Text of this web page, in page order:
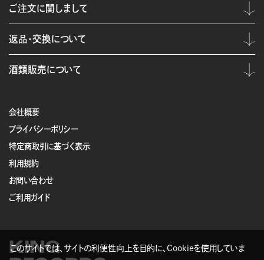
会社概要
プライバシーポリシー
特定商取引に基づく表示
利用規約
お問い合わせ
ご利用ガイド
KING
ご注文に関しまして
返品・交換について
酒類販売について
このサイトでは、サイトの利便性向上を目的に、Cookieを使用していま